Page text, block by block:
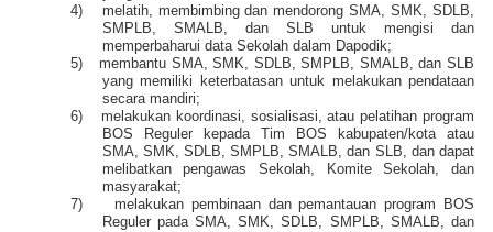
4)
melatih, membimbing dan mendorong SMA, SMK, SDLB,
SMPLB, SMALB, dan SLB untuk mengisi dan
memperbaharui data Sekolah dalam Dapodik;
5)
membantu SMA, SMK, SDLB, SMPLB, SMALB, dan SLB
yang memiliki keterbatasan untuk melakukan pendataan
secara mandiri;
6)
melakukan koordinasi, sosialisasi, atau pelatihan program
BOS Reguler kepada Tim BOS kabupaten/kota atau
SMA, SMK, SDLB, SMPLB, SMALB, dan SLB, dan dapat
melibatkan pengawas Sekolah, Komite Sekolah, dan
masyarakat;
7)
melakukan pembinaan dan pemantauan program BOS
Reguler pada SMA, SMK, SDLB, SMPLB, SMALB, dan